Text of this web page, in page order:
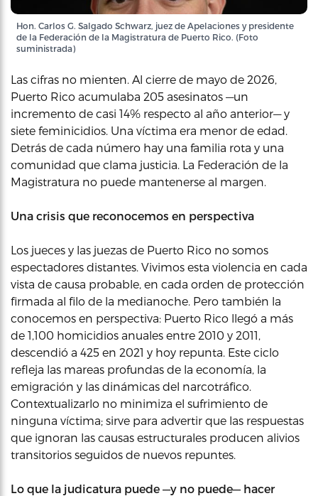
Hon. Carlos G. Salgado Schwarz, juez de Apelaciones y presidente
de la Federación de la Magistratura de Puerto Rico. (Foto
suministrada)
Las cifras no mienten. Al cierre de mayo de 2026,
Puerto Rico acumulaba 205 asesinatos —un
incremento de casi 14% respecto al año anterior— y
siete feminicidios. Una víctima era menor de edad.
Detrás de cada número hay una familia rota y una
comunidad que clama justicia. La Federación de la
Magistratura no puede mantenerse al margen.
Una crisis que reconocemos en perspectiva
Los jueces y las juezas de Puerto Rico no somos
espectadores distantes. Vivimos esta violencia en cada
vista de causa probable, en cada orden de protección
firmada al filo de la medianoche. Pero también la
conocemos en perspectiva: Puerto Rico llegó a más
de 1,100 homicidios anuales entre 2010 y 2011,
descendió a 425 en 2021 y hoy repunta. Este ciclo
refleja las mareas profundas de la economía, la
emigración y las dinámicas del narcotráfico.
Contextualizarlo no minimiza el sufrimiento de
ninguna víctima; sirve para advertir que las respuestas
que ignoran las causas estructurales producen alivios
transitorios seguidos de nuevos repuntes.
Lo que la judicatura puede —y no puede— hacer